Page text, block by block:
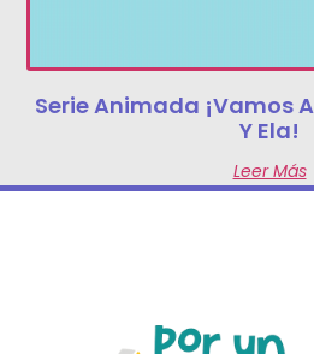
Serie Animada ¡Vamos
Y Ela!
Leer Más